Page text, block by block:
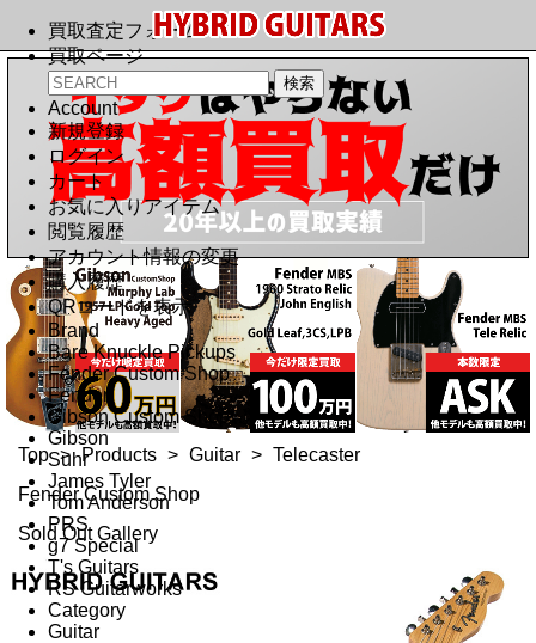
買取査定フォーム
買取ページ
Account
新規登録
ログイン
カート
お気に入りアイテム
閲覧履歴
アカウント情報の変更
購入履歴
QRコードを表示
Brand
Bare Knuckle Pickups
Fender Custom Shop
Fender
Gibson Custom Shop
Gibson
Suhr
James Tyler
Tom Anderson
PRS
g7 Special
T's Guitars
RS Guitarworks
Category
Guitar
Top > Products > Guitar > Telecaster
Fender Custom Shop
Sold Out Gallery